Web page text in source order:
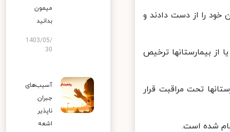
مبتلا به کووید۱۹ در کشور جان خود را از دست دادند و
بهبود یافته و یا از بیمارستانها ترخیص
بیمارستانها تحت مراقبت قرار
میمون
بدانید
1403/05/
30
آسیب‌های
جبران
ناپذیر
اشعه